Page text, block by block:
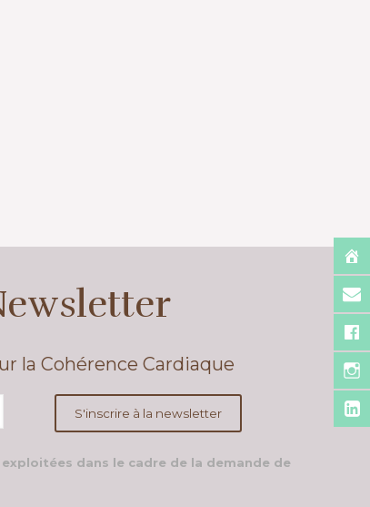
la Cohérence Cardiaque
dans le cadre de la demande de